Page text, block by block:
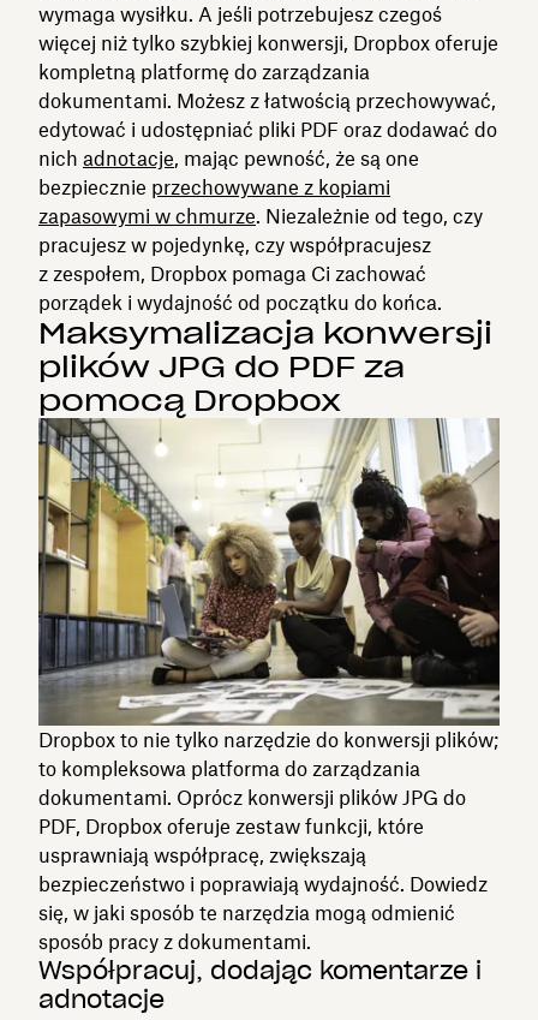
wymaga wysiłku. A jeśli potrzebujesz czegoś
więcej niż tylko szybkiej konwersji, Dropbox oferuje
kompletną platformę do zarządzania
dokumentami. Możesz z łatwością przechowywać,
edytować i udostępniać pliki PDF oraz dodawać do
nich adnotacje, mając pewność, że są one
bezpiecznie przechowywane z kopiami
zapasowymi w chmurze. Niezależnie od tego, czy
pracujesz w pojedynkę, czy współpracujesz
z zespołem, Dropbox pomaga Ci zachować
porządek i wydajność od początku do końca.
Maksymalizacja konwersji
plików JPG do PDF za
pomocą Dropbox
Dropbox to nie tylko narzędzie do konwersji plików;
to kompleksowa platforma do zarządzania
dokumentami. Oprócz konwersji plików JPG do
PDF, Dropbox oferuje zestaw funkcji, które
usprawniają współpracę, zwiększają
bezpieczeństwo i poprawiają wydajność. Dowiedz
się, w jaki sposób te narzędzia mogą odmienić
sposób pracy z dokumentami.
Współpracuj, dodając komentarze i
adnotacje